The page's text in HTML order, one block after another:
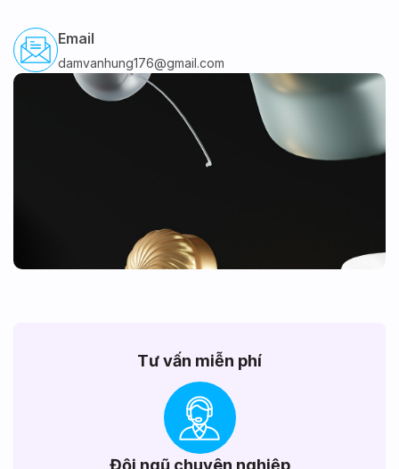
Email
damvanhung176@gmail.com
Tư vấn miễn phí
Đội ngũ chuyên nghiệp